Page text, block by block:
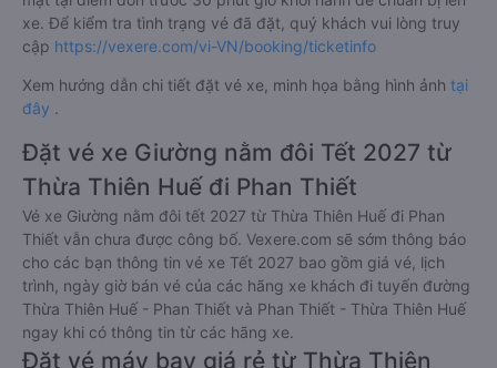
xe. Để kiểm tra tình trạng vé đã đặt, quý khách vui lòng truy
cập https://vexere.com/vi-VN/booking/ticketinfo
Xem hướng dẫn chi tiết đặt vé xe, minh họa bằng hình ảnh tại
đây .
Đặt vé xe Giường nằm đôi Tết 2027 từ
Thừa Thiên Huế đi Phan Thiết
Vé xe Giường nằm đôi tết 2027 từ Thừa Thiên Huế đi Phan
Thiết vẫn chưa được công bố. Vexere.com sẽ sớm thông báo
cho các bạn thông tin vé xe Tết 2027 bao gồm giá vé, lịch
trình, ngày giờ bán vé của các hãng xe khách đi tuyến đường
Thừa Thiên Huế - Phan Thiết và Phan Thiết - Thừa Thiên Huế
ngay khi có thông tin từ các hãng xe.
Đặt vé máy bay giá rẻ từ Thừa Thiên